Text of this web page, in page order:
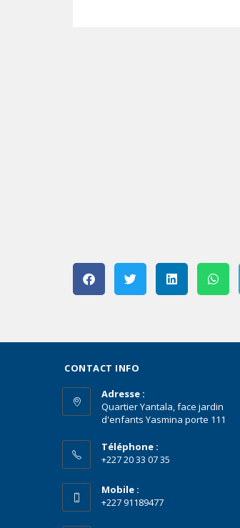
CONTACT INFO
Adresse :
Quartier Yantala, face jardin
d'enfants Yasmina porte 111
Téléphone :
+227 20 33 07 35
Mobile :
+227 91189477